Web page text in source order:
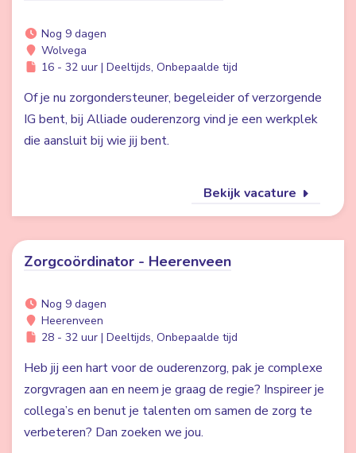
Nog 9 dagen
Wolvega
16 - 32 uur | Deeltijds, Onbepaalde tijd
Of je nu zorgondersteuner, begeleider of verzorgende
IG bent, bij Alliade ouderenzorg vind je een werkplek
die aansluit bij wie jij bent.
Bekijk vacature
Zorgcoördinator - Heerenveen
Nog 9 dagen
Heerenveen
28 - 32 uur | Deeltijds, Onbepaalde tijd
Heb jij een hart voor de ouderenzorg, pak je complexe
zorgvragen aan en neem je graag de regie? Inspireer je
collega’s en benut je talenten om samen de zorg te
verbeteren? Dan zoeken we jou.